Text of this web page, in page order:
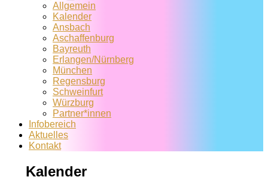
Allgemein
Kalender
Ansbach
Aschaffenburg
Bayreuth
Erlangen/Nürnberg
München
Regensburg
Schweinfurt
Würzburg
Partner*innen
Infobereich
Aktuelles
Kontakt
Kalender